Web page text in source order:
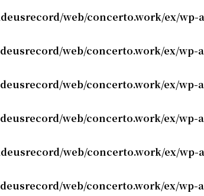
web/concerto.work/ex/
web/concerto.work/ex/
web/concerto.work/ex/
web/concerto.work/ex/
web/concerto.work/ex/
web/concerto.work/ex/